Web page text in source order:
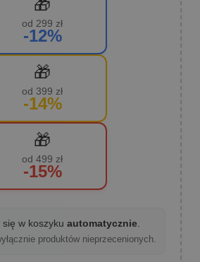
🎁
od 299 zł
-12%
🎁
od 399 zł
-14%
🎁
od 499 zł
-15%
się w koszyku automatycznie
produktów nieprzecenionych.